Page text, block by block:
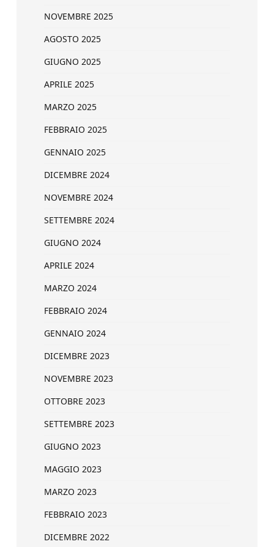
NOVEMBRE 2025
AGOSTO 2025
GIUGNO 2025
APRILE 2025
MARZO 2025
FEBBRAIO 2025
GENNAIO 2025
DICEMBRE 2024
NOVEMBRE 2024
SETTEMBRE 2024
GIUGNO 2024
APRILE 2024
MARZO 2024
FEBBRAIO 2024
GENNAIO 2024
DICEMBRE 2023
NOVEMBRE 2023
OTTOBRE 2023
SETTEMBRE 2023
GIUGNO 2023
MAGGIO 2023
MARZO 2023
FEBBRAIO 2023
DICEMBRE 2022